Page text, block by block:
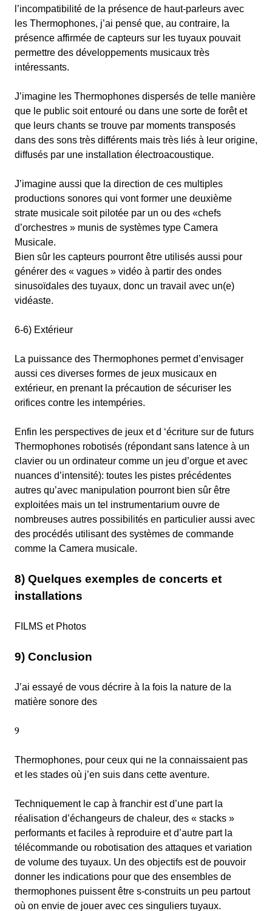
l’incompatibilité de la présence de haut-parleurs avec
les Thermophones, j’ai pensé que, au contraire, la
présence affirmée de capteurs sur les tuyaux pouvait
permettre des développements musicaux très
intéressants.
J’imagine les Thermophones dispersés de telle manière
que le public soit entouré ou dans une sorte de forêt et
que leurs chants se trouve par moments transposés
dans des sons très différents mais très liés à leur origine,
diffusés par une installation électroacoustique.
J’imagine aussi que la direction de ces multiples
productions sonores qui vont former une deuxième
strate musicale soit pilotée par un ou des «chefs
d’orchestres » munis de systèmes type Camera
Musicale.
Bien sûr les capteurs pourront être utilisés aussi pour
générer des « vagues » vidéo à partir des ondes
sinusoïdales des tuyaux, donc un travail avec un(e)
vidéaste.
6-6) Extérieur
La puissance des Thermophones permet d’envisager
aussi ces diverses formes de jeux musicaux en
extérieur, en prenant la précaution de sécuriser les
orifices contre les intempéries.
Enfin les perspectives de jeux et d ‘écriture sur de futurs
Thermophones robotisés (répondant sans latence à un
clavier ou un ordinateur comme un jeu d’orgue et avec
nuances d’intensité): toutes les pistes précédentes
autres qu’avec manipulation pourront bien sûr être
exploitées mais un tel instrumentarium ouvre de
nombreuses autres possibilités en particulier aussi avec
des procédés utilisant des systèmes de commande
comme la Camera musicale.
8) Quelques exemples de concerts et
installations
FILMS et Photos
9) Conclusion
J’ai essayé de vous décrire à la fois la nature de la
matière sonore des
9
Thermophones, pour ceux qui ne la connaissaient pas
et les stades où j’en suis dans cette aventure.
Techniquement le cap à franchir est d’une part la
réalisation d’échangeurs de chaleur, des « stacks »
performants et faciles à reproduire et d’autre part la
télécommande ou robotisation des attaques et variation
de volume des tuyaux. Un des objectifs est de pouvoir
donner les indications pour que des ensembles de
thermophones puissent être s-construits un peu partout
où on envie de jouer avec ces singuliers tuyaux.